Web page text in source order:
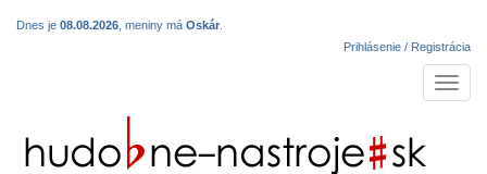
Dnes je 08.08.2026 , meniny má Oskár
Prihlásenie / Registrácia